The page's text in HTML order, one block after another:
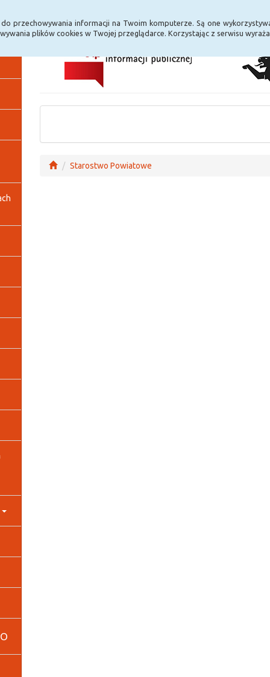
przechowywania informacji na Twoim komputerze. Są one
plików cookies w Twojej przeglądarce. Korzystając z serwisu
Starostwo Powiatowe